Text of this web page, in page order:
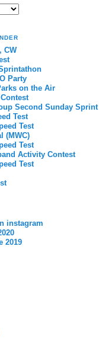
CW
Party
on the Air
Second Sunday Sprint
Test
Test
(MWC)
Test
Activity Contest
Test
instagram
2019